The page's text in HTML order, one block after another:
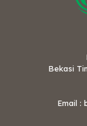
Bekasi
Email :